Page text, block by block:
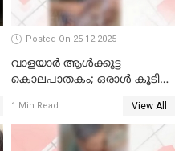
Posted On 25-12-2025
വാളയാര്‍ ആള്‍ക്കൂട്ട
കൊലപാതകം; ഒരാള്‍ കൂടി
1 Min Read View All